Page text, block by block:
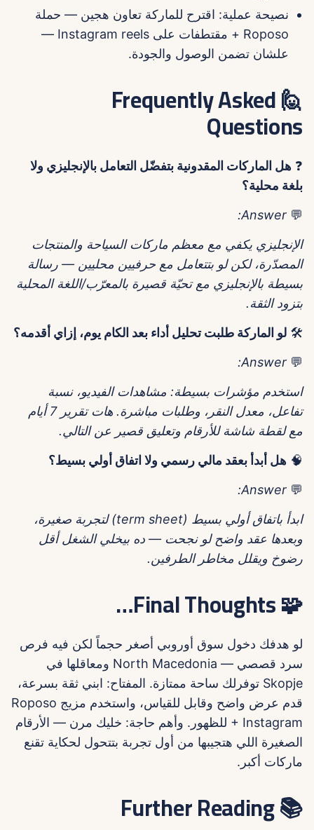
نصيحة عملية: اقترح للماركة تعاون هجين — حملة
Roposo + مقتطفات على Instagram reels —
علشان تضمن الوصول والجودة.
🙋 Frequently Asked
Questions
❓ هل الماركات المقدونية بتفضّل التعامل بالإنجليزي ولا
بلغة محلية؟
💬
Answer:
الإنجليزي يكفي مع معظم ماركات السياحة والمنتجات
المصدّرة، لكن لو بتتعامل مع حرفيين محليين — رسالة
بسيطة بالإنجليزي مع تحيّة قصيرة بالمعرّب/اللغة المحلية
بتزود الثقة.
🛠️ لو الماركة طلبت تحليل أداء بعد الكام يوم، إزاي أقدمه؟
💬
Answer:
استخدم مؤشرات بسيطة: مشاهدات الفيديو، نسبة
تفاعل، معدل النقر، وطلبات مباشرة. هات تقرير 7 أيام
مع لقطة شاشة للأرقام وتعليق قصير عن التالي.
🧠 هل أبدأ بعقد مالي رسمي ولا اتفاق أولي بسيط؟
💬
Answer:
ابدأ باتفاق أولي بسيط (term sheet) لتجربة صغيرة،
وبعدها عقد واضح لو نجحت — ده بيخلي الشغل أقل
رضوخ ويقلل مخاطر الطرفين.
🧩 Final Thoughts…
لو هدفك دخول سوق أوروبي أصغر حجماً لكن فيه فرص
سرد قصصي — North Macedonia ومعاقلها في
Skopje توفرلك ساحة ممتازة. المفتاح: ابني ثقة بسرعة،
قدم عرض واضح وقابل للقياس، واستخدم مزيج Roposo
+ Instagram للظهور. وأهم حاجة: خليك مرن — الأرقام
الصغيرة اللي هتجيبها من أول تجربة بتتحول لحكاية تقنع
ماركات أكبر.
📚 Further Reading